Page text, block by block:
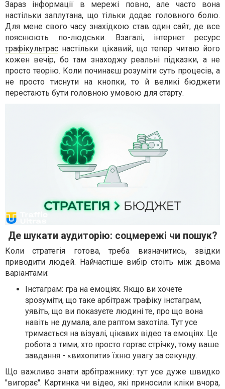
Зараз інформації в мережі повно, але часто вона
настільки заплутана, що тільки додає головного болю.
Для мене свого часу знахідкою став один сайт, де все
пояснюють по-людськи. Взагалі, інтернет ресурс
трафікультрас настільки цікавий, що тепер читаю його
кожен вечір, бо там знаходжу реальні підказки, а не
просто теорію. Коли починаєш розуміти суть процесів, а
не просто тиснути на кнопки, то й великі бюджети
перестають бути головною умовою для старту.
Де шукати аудиторію: соцмережі чи пошук?
Коли стратегія готова, треба визначитись, звідки
приводити людей. Найчастіше вибір стоїть між двома
варіантами:
Інстаграм: гра на емоціях. Якщо ви хочете
зрозуміти, що таке арбітраж трафіку інстаграм,
уявіть, що ви показуєте людині те, про що вона
навіть не думала, але раптом захотіла. Тут усе
тримається на візуалі, цікавих відео та емоціях. Це
робота з тими, хто просто гортає стрічку, тому ваше
завдання - «вихопити» їхню увагу за секунду.
Що важливо знати арбітражнику: тут усе дуже швидко
"вигорає". Картинка чи відео, які приносили кліки вчора,